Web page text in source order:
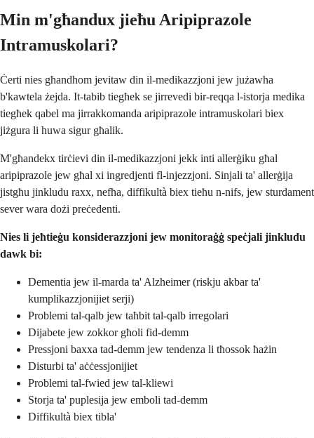
Min m'għandux jieħu Aripiprazole
Intramuskolari?
Ċerti nies għandhom jevitaw din il-medikazzjoni jew jużawha
b'kawtela żejda. It-tabib tiegħek se jirrevedi bir-reqqa l-istorja medika
tiegħek qabel ma jirrakkomanda aripiprazole intramuskolari biex
jiżgura li huwa sigur għalik.
M'għandekx tirċievi din il-medikazzjoni jekk inti allerġiku għal
aripiprazole jew għal xi ingredjenti fl-injezzjoni. Sinjali ta' allerġija
jistgħu jinkludu raxx, nefħa, diffikultà biex tieħu n-nifs, jew sturdament
sever wara dożi preċedenti.
Nies li jeħtieġu konsiderazzjoni jew monitoraġġ speċjali jinkludu
dawk bi:
Dementia jew il-marda ta' Alzheimer (riskju akbar ta'
kumplikazzjonijiet serji)
Problemi tal-qalb jew taħbit tal-qalb irregolari
Dijabete jew zokkor għoli fid-demm
Pressjoni baxxa tad-demm jew tendenza li tħossok ħażin
Disturbi ta' aċċessjonijiet
Problemi tal-fwied jew tal-kliewi
Storja ta' puplesija jew emboli tad-demm
Diffikultà biex tibla'